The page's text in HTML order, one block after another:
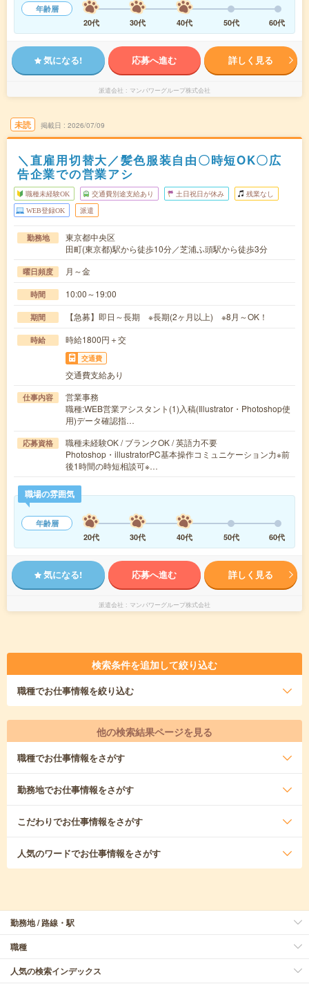
年齢層
20代
30代 40代 50代 60代
気になる! 応募へ進む 詳しく見る
派遣会社 マンパワーグループ株式会社
未読 掲載日 2026/07/09
＼直雇用切替大／髪色服装自由〇時短OK〇広
告企業での営業アシ
職種未経験OK 交通費別途支給あり 土日祝日が休み 残業なし
WEB登録OK 派遣
勤務地
東京都中央区
田町(東京都)駅から徒歩10分／芝浦ふ頭駅から徒歩3分
曜日頻度 月～金
時間 10:00～19:00
期間 【急募】即日～長期 ※長期(2ヶ月以上) ※8月～OK！
時給 時給1800円＋交
交通費
交通費支給あり
仕事内容
営業事務
職種:WEB営業アシスタント(1)入稿(Illustrator・Photoshop使
用)データ確認指…
応募資格
職種未経験OK / ブランクOK / 英語力不要
Photoshop・illustratorPC基本操作コミュニケーション力※前
後1時間の時短相談可※…
職場の雰囲気
年齢層
20代
30代 40代 50代 60代
気になる! 応募へ進む 詳しく見る
派遣会社 マンパワーグループ株式会社
検索条件を追加して絞り込む
職種でお仕事情報を絞り込む
他の検索結果ページを見る
職種でお仕事情報をさがす
勤務地でお仕事情報をさがす
こだわりでお仕事情報をさがす
人気のワードでお仕事情報をさがす
勤務地 / 路線・駅
職種
人気の検索インデックス